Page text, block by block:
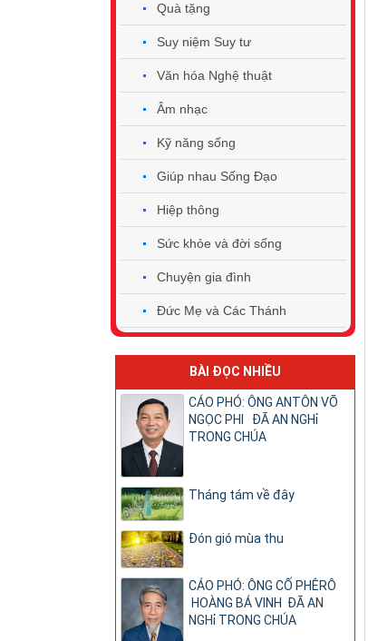
Quà tặng
Suy niệm Suy tư
Văn hóa Nghệ thuật
Âm nhạc
Kỹ năng sống
Giúp nhau Sống Đạo
Hiệp thông
Sức khỏe và đời sống
Chuyện gia đình
Đức Mẹ và Các Thánh
BÀI ĐỌC NHIỀU
CÁO PHÓ: ÔNG ANTÔN VÕ
NGỌC PHI ĐÃ AN NGHỉ
TRONG CHÚA
Tháng tám về đây
Đón gió mùa thu
CÁO PHÓ: ÔNG CỐ PHÊRÔ
HOÀNG BÁ VINH ĐÃ AN
NGHỉ TRONG CHÚA